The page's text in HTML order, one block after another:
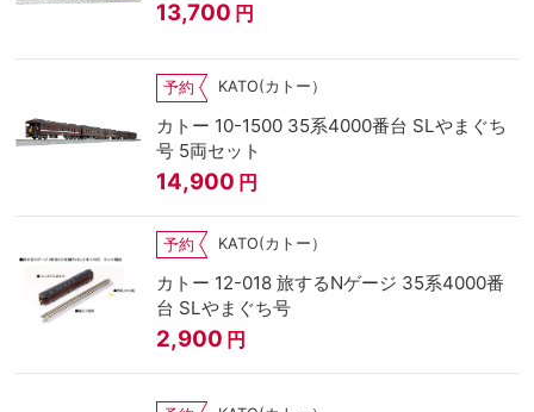
13,700 円
予約 KATO(カトー）
カトー 10-1500 35系4000番台 SLやまぐち
号 5両セット
14,900 円
予約 KATO(カトー）
カトー 12-018 旅するNゲージ 35系4000番
台 SLやまぐち号
2,900 円